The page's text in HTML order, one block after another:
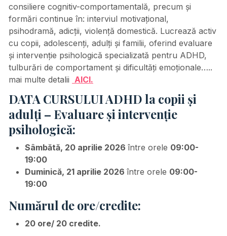
consiliere cognitiv-comportamentală, precum și
formări continue în: interviul motivațional,
psihodramă, adicții, violență domestică. Lucrează activ
cu copii, adolescenți, adulți și familii, oferind evaluare
și intervenție psihologică specializată pentru ADHD,
tulburări de comportament și dificultăți emoționale…..
mai multe detalii AICI.
DATA CURSULUI ADHD la copii și
adulți – Evaluare și intervenție
psihologică:
Sâmbătă, 20 aprilie 2026 între orele 09:00-
19:00
Duminică, 21 aprilie 2026 între orele 09:00-
19:00
Numărul de ore/credite:
20 ore/ 20 credite.